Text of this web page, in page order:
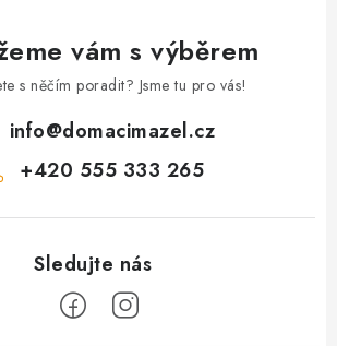
vám s výběrem
s něčím poradit? Jsme tu pro vás!
info@domacimazel.cz
+420 555 333 265